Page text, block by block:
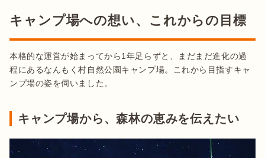
キャンプ場への想い、これからの目標
本格的な運営が始まってから1年足らずと、まだまだ進化の過
程にあるなんもく村自然公園キャンプ場。これから目指すキャ
ンプ場の姿を伺いました。
キャンプ場から、森林の恵みを伝えたい